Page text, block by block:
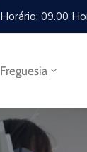
Horário: 09.00
Freguesia